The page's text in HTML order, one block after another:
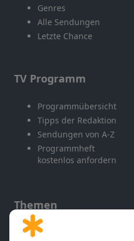
Genres
Alle Sendungen
Letzte Chance
TV Programm
Programmübersicht
Tipps der Redaktion
Sendungen von A-Z
Programmheft
kostenlos anfordern
Themen
Gott und Bibel erklärt